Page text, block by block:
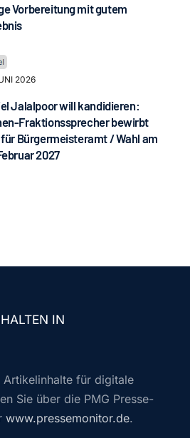
Vorbereitung mit gutem
2026
Jalalpoor will kandidieren:
Fraktionssprecher bewirbt
Bürgermeisteramt / Wahl am
2027
IN
Artikelinhalte für digitale
Sie über die PMG Presse-
www.pressemonitor.de.